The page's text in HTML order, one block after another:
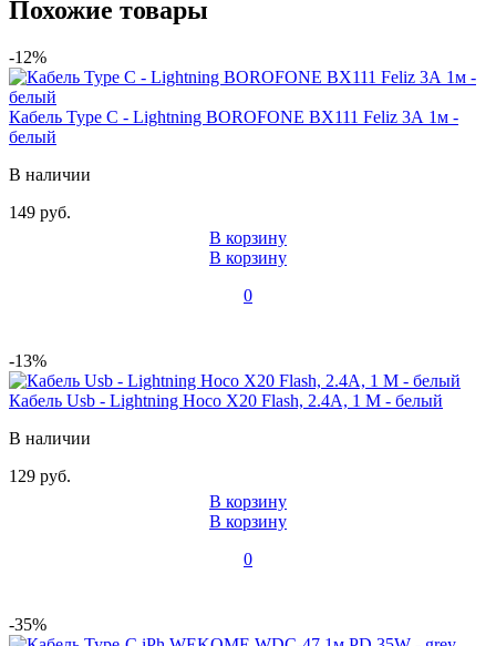
Похожие товары
-12%
Кабель Type C - Lightning BOROFONE BX111 Feliz 3А 1м -
белый
В наличии
149 руб.
В корзину
В корзину
0
-13%
Кабель Usb - Lightning Hoco X20 Flash, 2.4А, 1 М - белый
В наличии
129 руб.
В корзину
В корзину
0
-35%